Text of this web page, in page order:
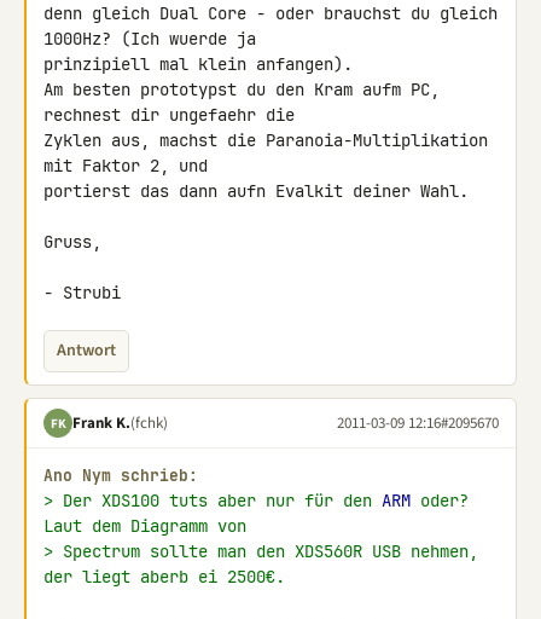
denn gleich Dual Core - oder brauchst du gleich
1000Hz? (Ich wuerde ja
prinzipiell mal klein anfangen).
Am besten prototypst du den Kram aufm PC,
rechnest dir ungefaehr die
Zyklen aus, machst die Paranoia-Multiplikation
mit Faktor 2, und
portierst das dann aufn Evalkit deiner Wahl.
Gruss,
- Strubi
Antwort
FK Frank K.(fchk) 2011-03-09 12:16#2095670
Ano Nym schrieb:
> Der XDS100 tuts aber nur für den ARM oder?
Laut dem Diagramm von
> Spectrum sollte man den XDS560R USB nehmen,
der liegt aberb ei 2500€.